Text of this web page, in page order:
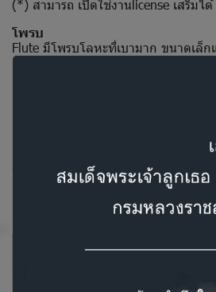
(*) สามารถ เปิดใช้งานlicense เสริมได้
โพรบ
Flute มีโพรบโลหะที่เบามาก ขนาดเล็
ถอดประกอบและทำความสะอาดได้อย่า
การใช้งานร่วมกับ NOAH และ
เพียงเชื่อมต่อ Flute เข้ากับพอร์ต
(ไม่จำเป็นต้องใช้ไดรเวอร์) คุณก็สามา
ยังฐานข้อมูล Maestro หรือ Noah ข
Live View คุณสามารถดูภาพรวมของก
อยู่ได้บนจอแสดงผลคอมพิวเตอร์